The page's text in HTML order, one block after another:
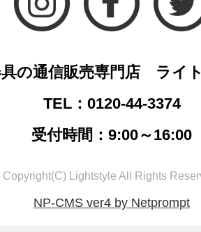
具の通信販売専門店 ライ
TEL：0120-44-3374
受付時間：9:00～16:00
Copyright(C) Lightstyle All Rights
NP-CMS ver4 by Netprompt